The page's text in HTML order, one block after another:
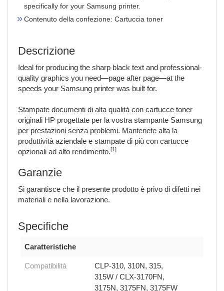
specifically for your Samsung printer.
Contenuto della confezione: Cartuccia toner
Descrizione
Ideal for producing the sharp black text and professional-
quality graphics you need—page after page—at the
speeds your Samsung printer was built for.
Stampate documenti di alta qualità con cartucce toner
originali HP progettate per la vostra stampante Samsung
per prestazioni senza problemi. Mantenete alta la
produttività aziendale e stampate di più con cartucce
opzionali ad alto rendimento.[1]
Garanzie
Si garantisce che il presente prodotto è privo di difetti nei
materiali e nella lavorazione.
Specifiche
Caratteristiche
Compatibilità
CLP-310, 310N, 315,
315W / CLX-3170FN,
3175N, 3175FN, 3175FW